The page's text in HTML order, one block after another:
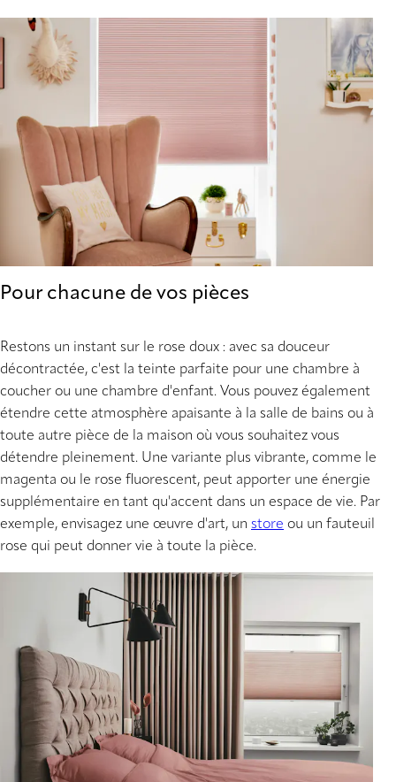
Pour chacune de vos pièces
Restons un instant sur le rose doux : avec sa douceur
décontractée, c'est la teinte parfaite pour une chambre à
coucher ou une chambre d'enfant. Vous pouvez également
étendre cette atmosphère apaisante à la salle de bains ou à
toute autre pièce de la maison où vous souhaitez vous
détendre pleinement. Une variante plus vibrante, comme le
magenta ou le rose fluorescent, peut apporter une énergie
supplémentaire en tant qu'accent dans un espace de vie. Par
exemple, envisagez une œuvre d'art, un store ou un fauteuil
rose qui peut donner vie à toute la pièce.